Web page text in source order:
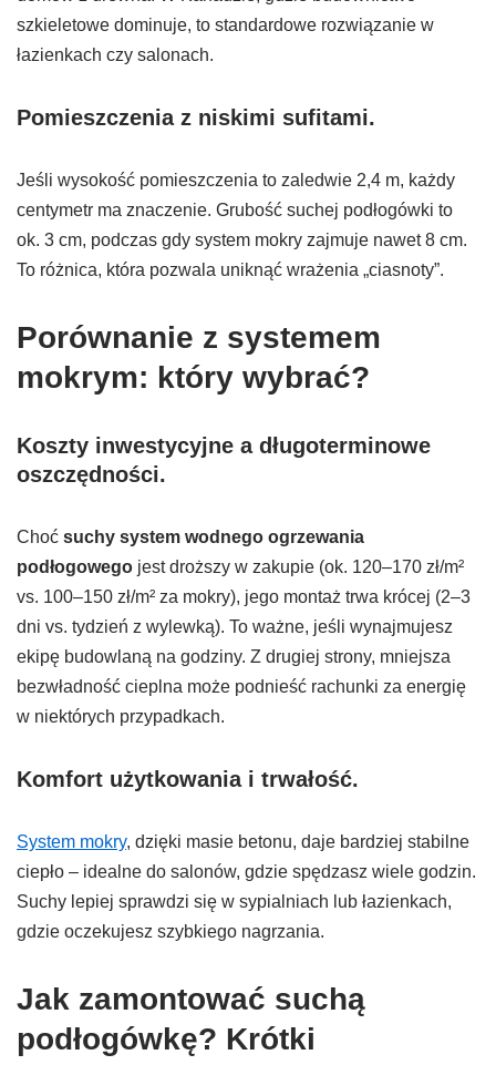
szkieletowe dominuje, to standardowe rozwiązanie w
łazienkach czy salonach.
Pomieszczenia z niskimi sufitami.
Jeśli wysokość pomieszczenia to zaledwie 2,4 m, każdy
centymetr ma znaczenie. Grubość suchej podłogówki to
ok. 3 cm, podczas gdy system mokry zajmuje nawet 8 cm.
To różnica, która pozwala uniknąć wrażenia „ciasnoty”.
Porównanie z systemem
mokrym: który wybrać?
Koszty inwestycyjne a długoterminowe
oszczędności.
Choć suchy system wodnego ogrzewania
podłogowego jest droższy w zakupie (ok. 120–170 zł/m²
vs. 100–150 zł/m² za mokry), jego montaż trwa krócej (2–3
dni vs. tydzień z wylewką). To ważne, jeśli wynajmujesz
ekipę budowlaną na godziny. Z drugiej strony, mniejsza
bezwładność cieplna może podnieść rachunki za energię
w niektórych przypadkach.
Komfort użytkowania i trwałość.
System mokry, dzięki masie betonu, daje bardziej stabilne
ciepło – idealne do salonów, gdzie spędzasz wiele godzin.
Suchy lepiej sprawdzi się w sypialniach lub łazienkach,
gdzie oczekujesz szybkiego nagrzania.
Jak zamontować suchą
podłogówkę? Krótki